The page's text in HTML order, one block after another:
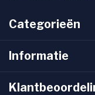
Categorieën
Informatie